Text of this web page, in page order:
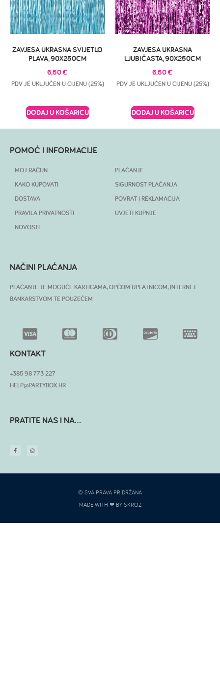
ZAVJESA UKRASNA SVIJETLO
PLAVA, 90X250CM
6,50€
PDV JE UKLJUČEN U CIJENU (25%)
DODAJ U KOŠARICU
ZAVJESA UKRASNA
LJUBIČASTA, 90X250CM
6,50€
PDV JE UKLJUČEN U CIJENU (25%)
DODAJ U KOŠARICU
POMOĆ I INFORMACIJE
MOJ RAČUN
KAKO KUPOVATI
DOSTAVA
PRAVILA PRIVATNOSTI
NOVOSTI
PLAĆANJE
SIGURNOST PLAĆANJA
POVRAT I REKLAMACIJA
UVJETI KUPNJE
NAČINI PLAĆANJA
PLAĆANJE JE MOGUĆE KARTICAMA, OPĆOM UPLATNICOM, INTERNET
BANKARSTVOM TE POUZEĆEM
KONTAKT
+385 98 773 227
HELP@PARTYBOX.HR
PRATITE NAS I NA...
© SVA PRAVA PRIDRŽANA
MADE WITH ❤ BY SKROZ